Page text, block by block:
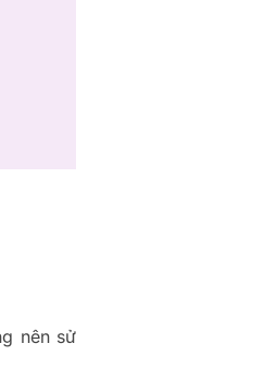
nên sử